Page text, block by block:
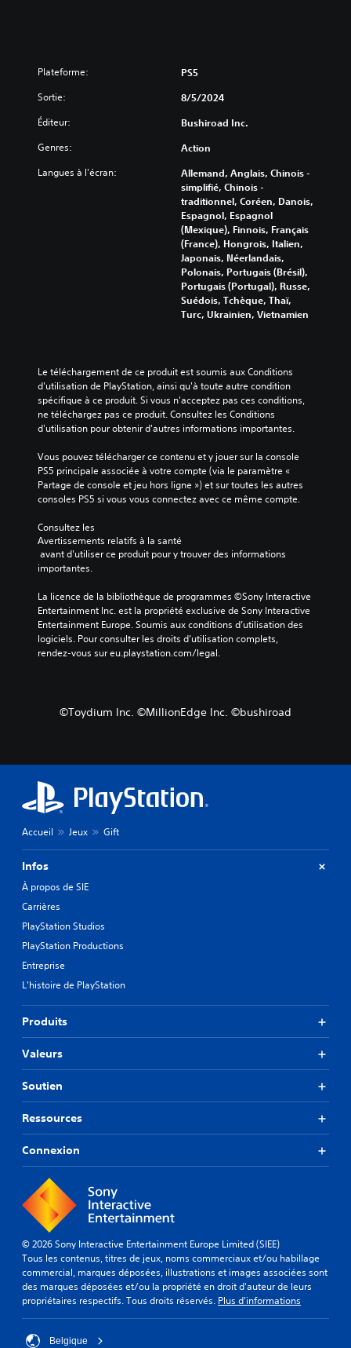
Plateforme: PS5
Sortie: 8/5/2024
Éditeur: Bushiroad Inc.
Genres: Action
Langues à l'écran:
Allemand, Anglais, Chinois -
simplifié, Chinois -
traditionnel, Coréen, Danois,
Espagnol, Espagnol
(Mexique), Finnois, Français
(France), Hongrois, Italien,
Japonais, Néerlandais,
Polonais, Portugais (Brésil),
Portugais (Portugal), Russe,
Suédois, Tchèque, Thaï,
Turc, Ukrainien, Vietnamien
Le téléchargement de ce produit est soumis aux Conditions
d'utilisation de PlayStation, ainsi qu'à toute autre condition
spécifique à ce produit. Si vous n'acceptez pas ces conditions,
ne téléchargez pas ce produit. Consultez les Conditions
d'utilisation pour obtenir d'autres informations importantes.
Vous pouvez télécharger ce contenu et y jouer sur la console
PS5 principale associée à votre compte (via le paramètre «
Partage de console et jeu hors ligne ») et sur toutes les autres
consoles PS5 si vous vous connectez avec ce même compte.
Consultez les
Avertissements relatifs à la santé
importantes.
La licence de la bibliothèque de programmes ©Sony Interactive
Entertainment Inc. est la propriété exclusive de Sony Interactive
Entertainment Europe. Soumis aux conditions d’utilisation des
logiciels. Pour consulter les droits d’utilisation complets,
rendez-vous sur eu.playstation.com/legal.
©Toydium Inc. ©MillionEdge Inc. ©bushiroad
Accueil Jeux Gift
Infos
À propos de SIE
Carrières
PlayStation Studios
PlayStation Productions
Entreprise
L'histoire de PlayStation
Produits
Valeurs
Soutien
Ressources
Connexion
© 2026 Sony Interactive Entertainment Europe Limited (SIEE)
Tous les contenus, titres de jeux, noms commerciaux et/ou habillage
commercial, marques déposées, illustrations et images associées sont
des marques déposées et/ou la propriété en droit d'auteur de leurs
propriétaires respectifs. Tous droits réservés. Plus d'informations
Belgique